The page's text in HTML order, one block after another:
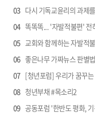
03 다시 기독교윤리의 과제
04 똑똑똑... '자발적불편' 전
05 교회와 함께하는 자발적
06 좋은나무 가짜뉴스 판별법
07 [청년포럼] 우리가 꿈꾸
08 청년부채 #목소리2
09 공동포럼 '한반도 평화,